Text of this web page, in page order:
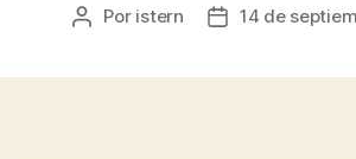
Autor
Por istern
Fecha
14 de